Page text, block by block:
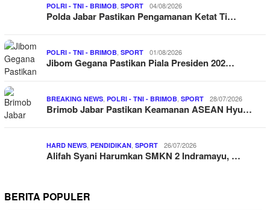
POLRI - TNI - BRIMOB SPORT 04/08/2026
Polda Jabar Pastikan Pengamanan Ketat Ti…
POLRI - TNI - BRIMOB SPORT 01/08/2026
Jibom Gegana Pastikan Piala Presiden 202…
BREAKING NEWS POLRI - TNI - BRIMOB SPORT 28/07/2026
Brimob Jabar Pastikan Keamanan ASEAN Hyu…
HARD NEWS PENDIDIKAN SPORT 26/07/2026
Alifah Syani Harumkan SMKN 2 Indramayu, …
BERITA POPULER